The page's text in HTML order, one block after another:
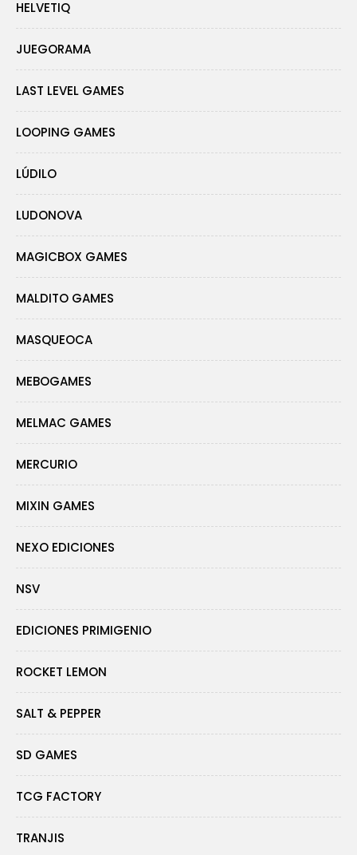
HELVETIQ
JUEGORAMA
LAST LEVEL GAMES
LOOPING GAMES
LÚDILO
LUDONOVA
MAGICBOX GAMES
MALDITO GAMES
MASQUEOCA
MEBOGAMES
MELMAC GAMES
MERCURIO
MIXIN GAMES
NEXO EDICIONES
NSV
EDICIONES PRIMIGENIO
ROCKET LEMON
SALT & PEPPER
SD GAMES
TCG FACTORY
TRANJIS